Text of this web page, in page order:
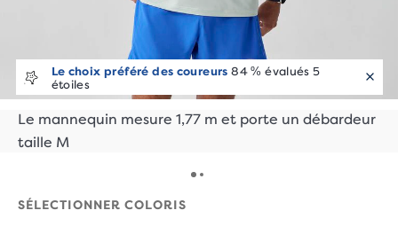
Le choix préféré des coureurs 84 % évalués 5
étoiles
Le mannequin mesure 1,77 m et porte un débardeur
taille M
SÉLECTIONNER COLORIS